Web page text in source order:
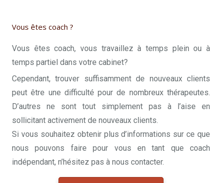
Vous êtes coach ?
Vous êtes coach, vous travaillez à temps plein ou à
temps partiel dans votre cabinet?
Cependant, trouver suffisamment de nouveaux clients
peut être une difficulté pour de nombreux thérapeutes.
D’autres ne sont tout simplement pas à l’aise en
sollicitant activement de nouveaux clients.
Si vous souhaitez obtenir plus d’informations sur ce que
nous pouvons faire pour vous en tant que coach
indépendant, n’hésitez pas à nous contacter.